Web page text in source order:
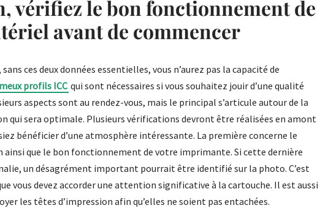
vérifiez le bon fonctionnement de
avant de commencer
ces deux données essentielles, vous n’aurez pas la capacité de
profils ICC qui sont nécessaires si vous souhaitez jouir d’une qualité
aspects sont au rendez-vous, mais le principal s’articule autour de la
qui sera optimale. Plusieurs vérifications devront être réalisées en amont
bénéficier d’une atmosphère intéressante. La première concerne le
ainsi que le bon fonctionnement de votre imprimante. Si cette dernière
un désagrément important pourrait être identifié sur la photo. C’est
vous devez accorder une attention significative à la cartouche. Il est aussi
les têtes d’impression afin qu’elles ne soient pas entachées.